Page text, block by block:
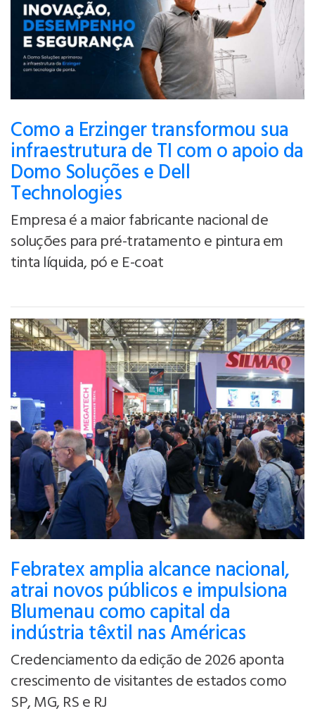
Como a Erzinger transformou sua
infraestrutura de TI com o apoio da
Domo Soluções e Dell
Technologies
Empresa é a maior fabricante nacional de
soluções para pré-tratamento e pintura em
tinta líquida, pó e E-coat
Febratex amplia alcance nacional,
atrai novos públicos e impulsiona
Blumenau como capital da
indústria têxtil nas Américas
Credenciamento da edição de 2026 aponta
crescimento de visitantes de estados como
SP, MG, RS e RJ